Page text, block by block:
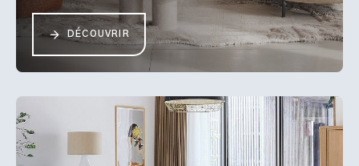
DÉCOUVRIR